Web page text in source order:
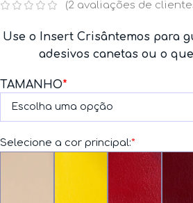
(2 avaliações de
Use o Insert Crisântemos para
adesivos canetas ou o
*
TAMANHO
*
Selecione a cor principal: